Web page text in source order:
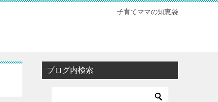
子育てママの知恵袋
ブログ内検索